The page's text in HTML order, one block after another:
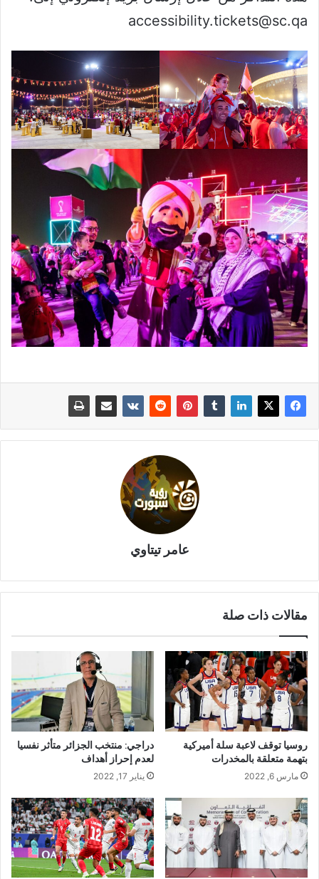
accessibility.tickets@sc.qa
عامر تيتاوي
مقالات ذات صلة
روسيا توقف لاعبة سلة أميركية
بتهمة متعلقة بالمخدرات
مارس 6, 2022
دراجي: منتخب الجزائر متأثر نفسيا
لعدم إحراز أهداف
يناير 17, 2022